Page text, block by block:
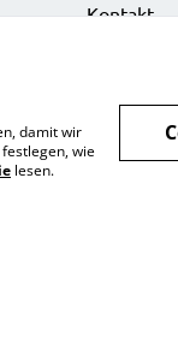
Kontakt
damit wir
wie
lesen.